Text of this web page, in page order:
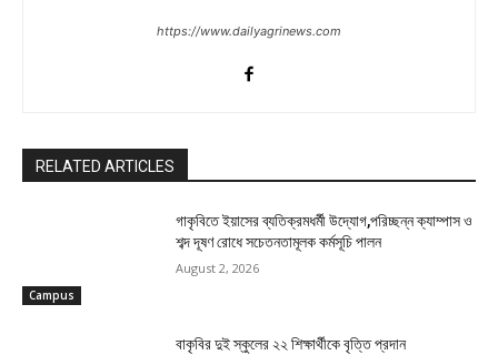
https://www.dailyagrinews.com
RELATED ARTICLES
Campus
গাকৃবিতে ইয়াসের ব্যতিক্রমধর্মী উদ্যোগ,পরিচ্ছন্ন ক্যাম্পাস ও
শব্দ দূষণ রোধে সচেতনতামূলক কর্মসূচি পালন
August 2, 2026
বাকৃবির দুই স্কুলের ২২ শিক্ষার্থীকে বৃত্তি প্রদান